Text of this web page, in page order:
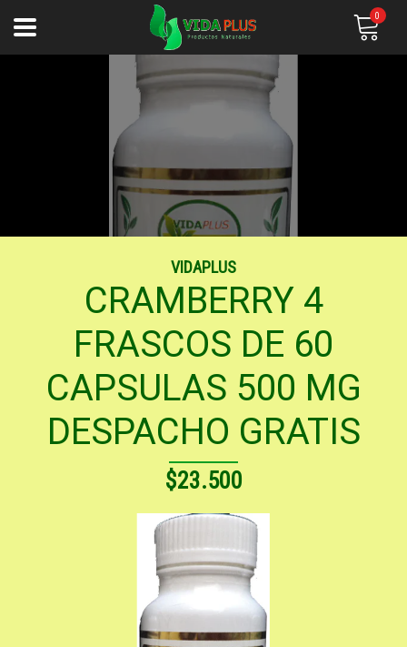
0
VIDAPLUS
CRAMBERRY 4
FRASCOS DE 60
CAPSULAS 500 MG
DESPACHO GRATIS
$23.500